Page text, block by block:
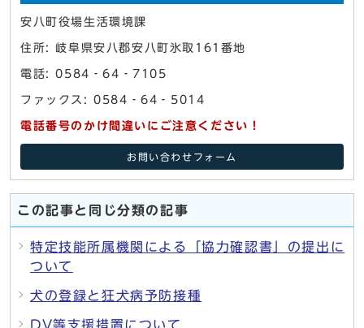
安八町役場生活環境課
住所: 岐阜県安八郡安八町氷取161番地
電話: 0584‐64‐7105
ファックス: 0584‐64‐5014
電話番号のかけ間違いにご注意ください！
お問い合わせフォーム
この記事と同じ分類の記事
特定技能所属機関による「協力確認書」の提出に
ついて
犬の登録と狂犬病予防接種
DV等支援措置について